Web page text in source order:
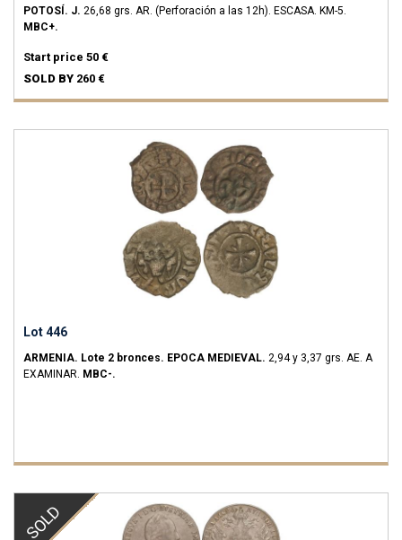
POTOSÍ. J. 26,68 grs. AR. (Perforación a las 12h). ESCASA. KM-5.
MBC+.
Start price 50 €
SOLD BY 260 €
Lot 446
ARMENIA. Lote 2 bronces. EPOCA MEDIEVAL. 2,94 y 3,37 grs. AE. A
EXAMINAR. MBC-.
SOLD